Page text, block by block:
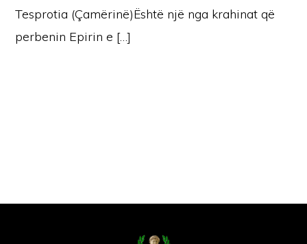
Tesprotia (Çamërinë)Është një nga krahinat që
perbenin Epirin e […]